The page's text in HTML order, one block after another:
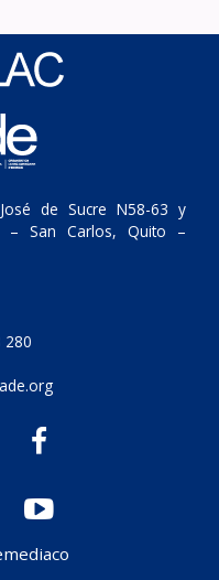
de Sucre N58-63 y
– San Carlos, Quito –
280